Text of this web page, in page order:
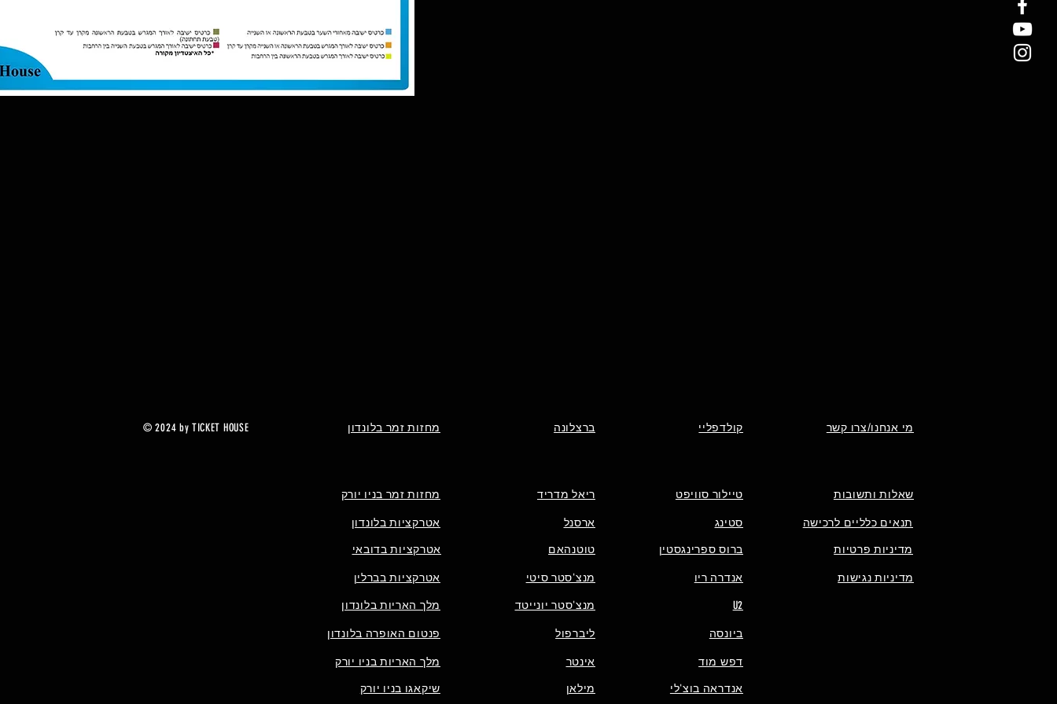
© 2024 by TICKET HOUSE מחזות זמר בלונדון ברצלונה קולדפליי מי אנחנו/צרו קשר
מחזות זמר בניו יורק
אטרקציות בלונדון
אטרקציות בדובאי
אטרקציות בברלין
מלך האריות בלונדון
פנטום האופרה בלונדון
מלך האריות בניו יורק
שיקאגו בניו יורק
ריאל מדריד
ארסנל
טוטנהאם
מנצ'סטר סיטי
מנצ'סטר יונייטד
ליברפול
אינטר
מילאן
טיילור סוויפט
סטינג
ברוס ספרינגסטין
אנדרה ריו
שאלות ותשובות
תנאים כלליים לרכישה
מדיניות פרטיות
מדיניות נגישות
U2
ביונסה
דפש מוד
אנדראה בוצ'לי